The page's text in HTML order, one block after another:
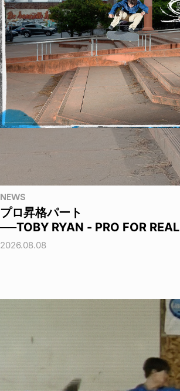
NEWS
プロ昇格パート
──TOBY RYAN - PRO FOR REAL
2026.08.08